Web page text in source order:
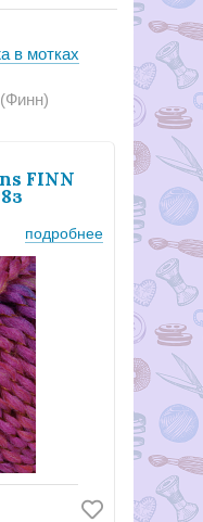
в мотках
FINN
подробнее